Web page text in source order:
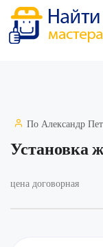
По Александр
Установка
цена договорная